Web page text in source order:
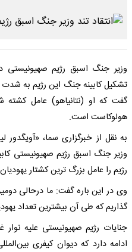
وزیر جنگ اسبق رژیم صهیونیستی
تشکیل کابینه جنگ این رژیم به شدت
گفت که او (نتانیاهو) عامل
هولوکاست است.
به نقل از خبرگزاری سما،
وزیر جنگ اسبق رژیم صهیونیستی
رژیم را عامل بزرگ ترین کشتار
وی در این باره گفت: ما درحالی
گذاریم که طی آن بیشترین تعداد
جنایات رژیم صهیونیستی علیه نوار
ادامه دارد که دیوان کیفری